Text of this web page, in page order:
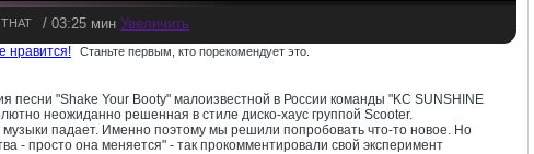
/ 03:25 мин Увеличить
Станьте первым, кто порекомендует это.
песни "Shake Your Booty" малоизвестной в России команды "KC SUNSHINE
неожиданно решенная в стиле диско-хаус группой Scooter.
падает. Именно поэтому мы решили попробовать что-то новое. Но
- просто она меняется" - так прокомментировали свой эксперимент